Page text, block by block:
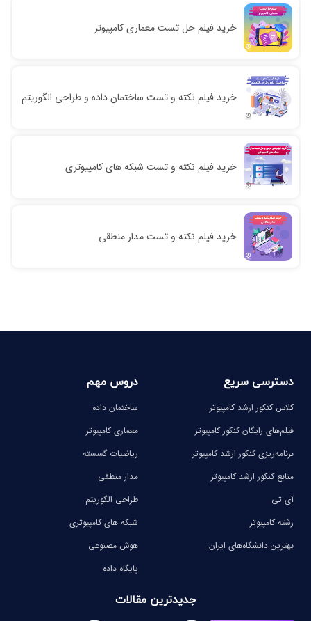
خرید فیلم حل تست معماری کامپیوتر
خرید فیلم نکته و تست ساختمان داده و طراحی الگوریتم
خرید فیلم نکته و تست شبکه های کامپیوتری
خرید فیلم نکته و تست مدار منطقی
دسترسی سریع
کلاس کنکور ارشد کامپیوتر
فیلم‌های رایگان کنکور کامپیوتر
برنامه‌ریزی کنکور ارشد کامپیوتر
منابع کنکور ارشد کامپیوتر
آی تی
رشته کامپیوتر
بهترین دانشگاه‌های ایران
دروس مهم
ساختمان داده
معماری کامپیوتر
ریاضیات گسسته
مدار منطقی
طراحی الگوریتم
شبکه های کامپیوتری
هوش مصنوعی
پایگاه داده
جدیدترین مقالات